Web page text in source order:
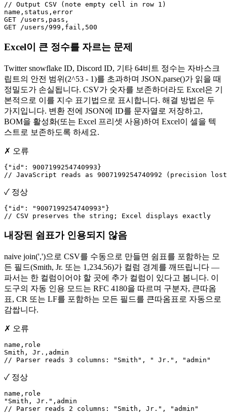
// Output CSV (note empty cell in row 1)
name,status,error
GET /users,pass,
GET /users/999,fail,500
Excel이 큰 정수를 자르는 문제
Twitter snowflake ID, Discord ID, 기타 64비트 정수는 자바스크
립트의 안전 범위(2^53 - 1)를 초과하며 JSON.parse()가 읽을 때
정밀도가 손실됩니다. CSV가 숫자를 보존하더라도 Excel은 기
본적으로 이를 지수 표기법으로 표시합니다. 해결 방법은 두
가지입니다. 변환 전에 JSON에 ID를 문자열로 저장하고,
BOM을 활성화(또는 Excel 프리셋 사용)하여 Excel이 셀을 텍
스트로 보존하도록 하세요.
✗ 오류
{"id": 9007199254740993}
// JavaScript reads as 9007199254740992 (precision
✓ 정상
{"id": "9007199254740993"}
// CSV preserves the string; Excel displays exactly
내장된 쉼표가 인용되지 않음
naive join(',')으로 CSV를 수동으로 만들면 쉼표를 포함하는 모
든 필드(Smith, Jr. 또는 1,234.56)가 컬럼 경계를 깨뜨립니다 —
파서는 한 컬럼이어야 할 곳에 추가 컬럼이 있다고 봅니다. 이
도구의 자동 인용 모드는 RFC 4180을 따르며 구분자, 큰따옴
표, CR 또는 LF를 포함하는 모든 필드를 큰따옴표로 자동으로
감쌉니다.
✗ 오류
name,role
Smith, Jr.,admin
// Parser reads 3 columns: "Smith", " Jr.", "admin"
✓ 정상
name,role
"Smith, Jr.",admin
// Parser reads 2 columns: "Smith, Jr.", "admin"